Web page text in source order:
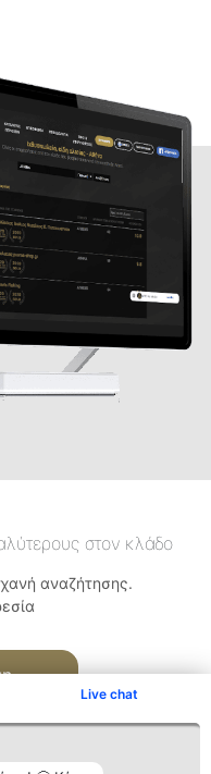
Live chat
στον κλάδο
αναζήτησης.